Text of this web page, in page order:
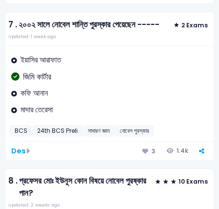
7 .২০০২ সালে নোবেল শান্তি পুরস্কার পেয়েছেন ----- 2 Exams
Updated: 1 week ago
ইয়াসির আরাফাত
জিমি কার্টার
কফি আনান
মাদার তেরেসা
BCS 24th BCS Preli সাধারণ জ্ঞান নোবেল পুরস্কার
Des 3 1.4k
8 .প্রফেসর মোঃ ইউনূস কোন বিষয়ে নোবেল পুরষ্কার
পান?
10 Exams
Updated: 2 weeks ago